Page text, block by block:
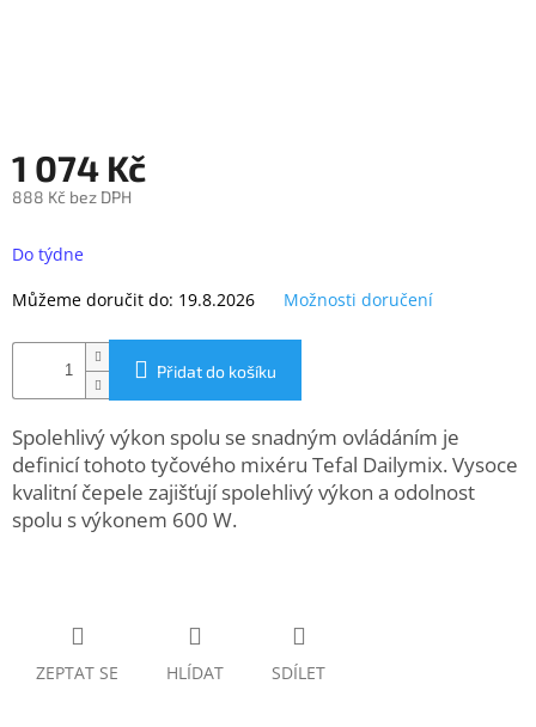
servisy
a
pojištění
Splátky
www.inpraise.cz
Gaming
Telefony
a
tablety
Dílna
1 074 Kč
888 Kč bez DPH
cena:
Do týdne
Můžeme doručit do: 19.8.2026 Možnosti doručení
Přidat do košíku
Spolehlivý výkon spolu se snadným ovládáním je
definicí tohoto tyčového mixéru Tefal Dailymix. Vysoce
kvalitní čepele zajišťují spolehlivý výkon a odolnost
spolu s výkonem 600 W.
ZEPTAT SE HLÍDAT SDÍLET